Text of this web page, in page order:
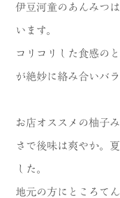
伊豆河童のあんみつ
います。
コリコリした食感の
が絶妙に絡み合いバ
お店オススメの柚子
さで後味は爽やか。
した。
地元の方にところて